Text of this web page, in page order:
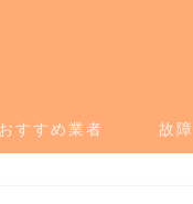
すすめ業者 故